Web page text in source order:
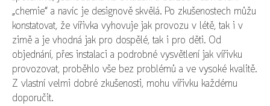
„chemie“ a navíc je designově skvělá. Po zkušenostech můžu
konstatovat, že vířivka vyhovuje jak provozu v létě, tak i v
zimě a je vhodná jak pro dospělé, tak i pro děti. Od
objednání, přes instalaci a podrobné vysvětlení jak vířivku
provozovat, proběhlo vše bez problémů a ve vysoké kvalitě.
Z vlastní velmi dobré zkušenosti, mohu vířivku každému
doporučit.